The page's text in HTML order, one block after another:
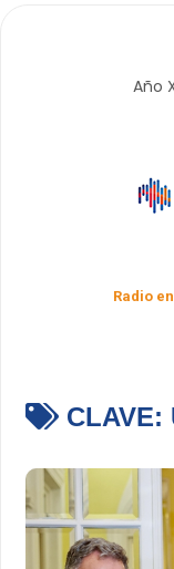
Año
Radio
CLAVE: